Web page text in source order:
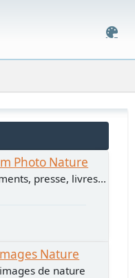
Photo Nature
presse, livres...
Nature
de nature